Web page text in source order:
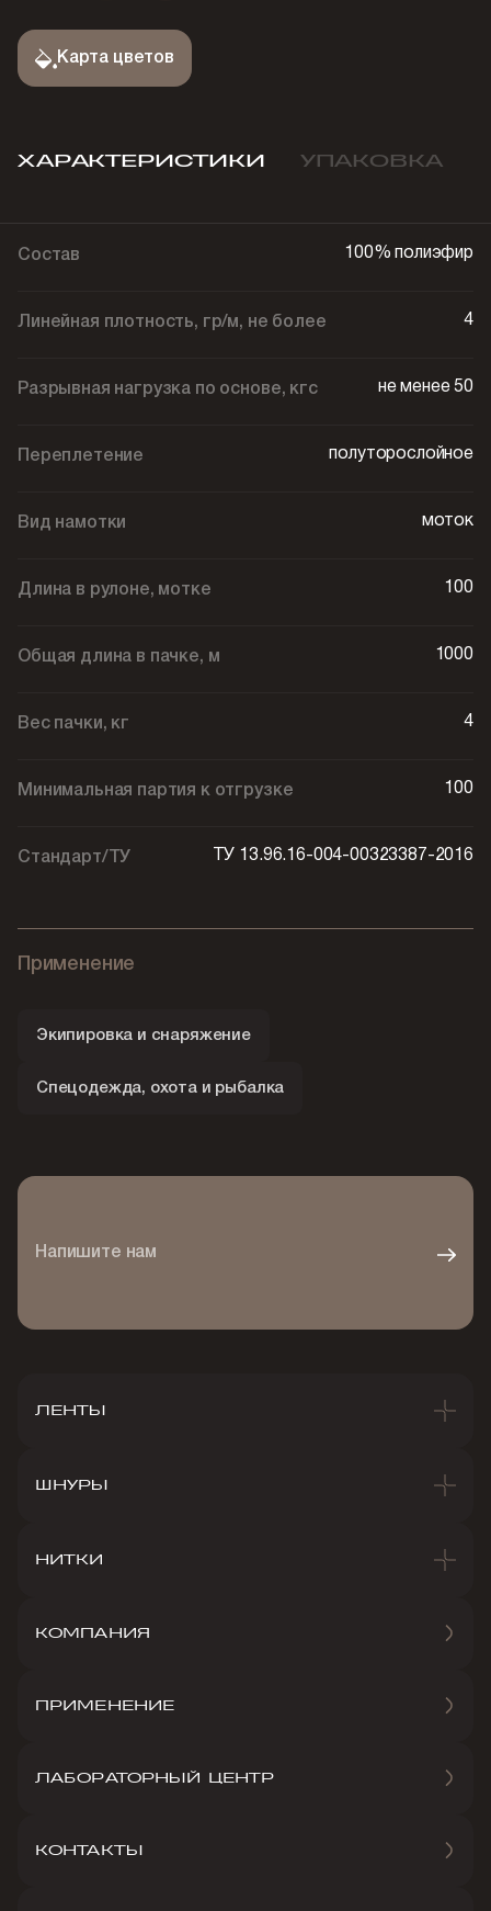
Карта цветов
ХАРАКТЕРИСТИКИ УПАКОВКА
Состав 100% полиэфир
Линейная плотность, гр/м, не более 4
Разрывная нагрузка по основе, кгс не менее 50
Переплетение полуторослойное
Вид намотки моток
Длина в рулоне, мотке 100
Общая длина в пачке, м 1000
Вес пачки, кг 4
Минимальная партия к отгрузке 100
Стандарт/ТУ ТУ 13.96.16-004-00323387-2016
Применение
Экипировка и снаряжение
Спецодежда, охота и рыбалка
Напишите нам
КОМПАНИЯ
ПРИМЕНЕНИЕ
ЛАБОРАТОРНЫЙ ЦЕНТР
КОНТАКТЫ
ЛЕНТЫ
ШНУРЫ
НИТКИ